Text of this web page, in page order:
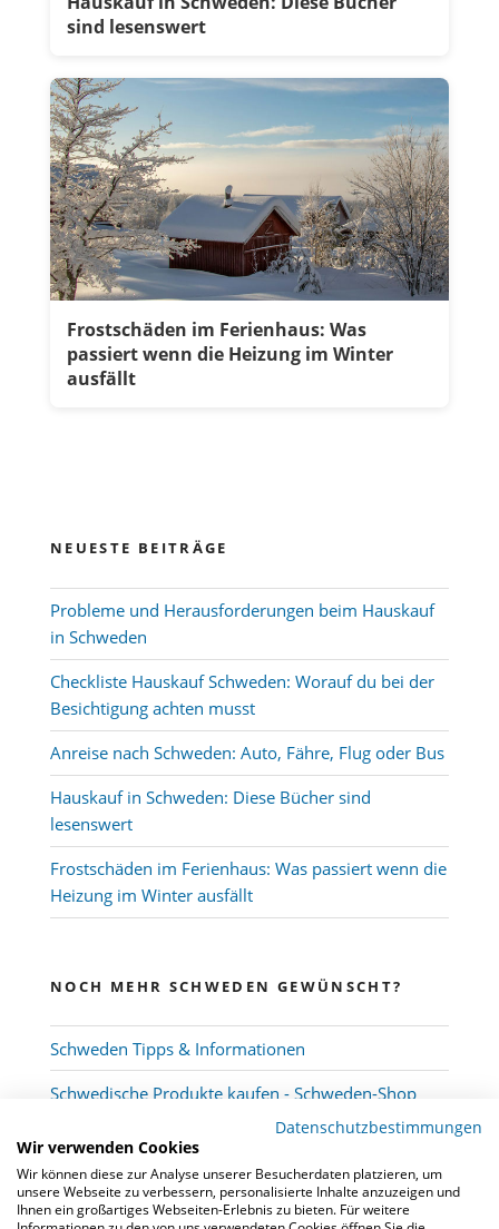
sind lesenswert
Frostschäden im Ferienhaus: Was
passiert wenn die Heizung im Winter
ausfällt
NEUESTE BEITRÄGE
Probleme und Herausforderungen beim Hauskauf
in Schweden
Checkliste Hauskauf Schweden: Worauf du bei der
Besichtigung achten musst
Anreise nach Schweden: Auto, Fähre, Flug oder Bus
Hauskauf in Schweden: Diese Bücher sind
lesenswert
Frostschäden im Ferienhaus: Was passiert wenn die
Heizung im Winter ausfällt
NOCH MEHR SCHWEDEN GEWÜNSCHT?
Schweden Tipps & Informationen
Schwedische Produkte kaufen - Schweden-Shop
Datenschutzbestimmungen
Wir verwenden Cookies
Wir können diese zur Analyse unserer Besucherdaten platzieren, um
unsere Webseite zu verbessern, personalisierte Inhalte anzuzeigen und
Ihnen ein großartiges Webseiten-Erlebnis zu bieten. Für weitere